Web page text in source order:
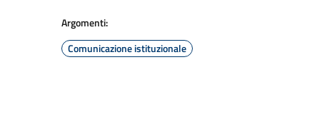
Argomenti:
Comunicazione istituzionale